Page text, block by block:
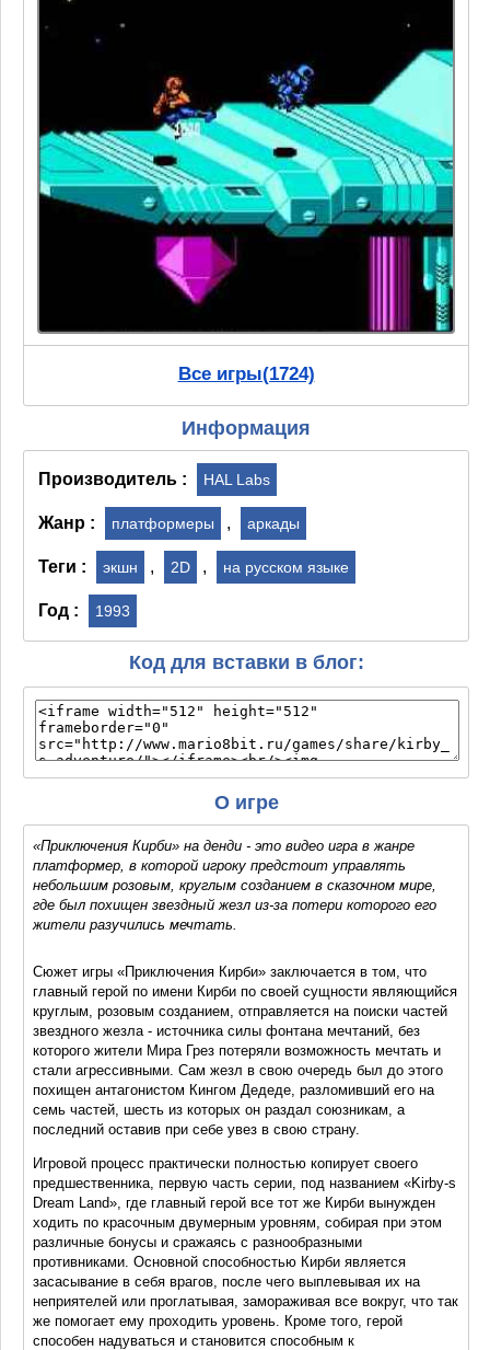
Все игры(1724)
Информация
Производитель : HAL Labs
Жанр : платформеры , аркады
Теги : экшн , 2D , на русском языке
Год : 1993
Код для вставки в блог:
О игре
«Приключения Кирби» на денди - это видео игра в жанре
платформер, в которой игроку предстоит управлять
небольшим розовым, круглым созданием в сказочном мире,
где был похищен звездный жезл из-за потери которого его
жители разучились мечтать.
Сюжет игры «Приключения Кирби» заключается в том, что
главный герой по имени Кирби по своей сущности являющийся
круглым, розовым созданием, отправляется на поиски частей
звездного жезла - источника силы фонтана мечтаний, без
которого жители Мира Грез потеряли возможность мечтать и
стали агрессивными. Сам жезл в свою очередь был до этого
похищен антагонистом Кингом Дедеде, разломивший его на
семь частей, шесть из которых он раздал союзникам, а
последний оставив при себе увез в свою страну.
Игровой процесс практически полностью копирует своего
предшественника, первую часть серии, под названием «Kirby-s
Dream Land», где главный герой все тот же Кирби вынужден
ходить по красочным двумерным уровням, собирая при этом
различные бонусы и сражаясь с разнообразными
противниками. Основной способностью Кирби является
засасывание в себя врагов, после чего выплевывая их на
неприятелей или проглатывая, замораживая все вокруг, что так
же помогает ему проходить уровень. Кроме того, герой
способен надуваться и становится способным к